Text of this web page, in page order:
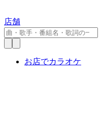
店舗
お店でカラオケ